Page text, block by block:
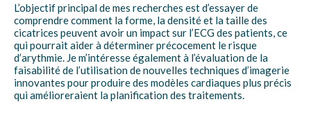
L’objectif principal de mes recherches est d’essayer de
comprendre comment la forme, la densité et la taille des
cicatrices peuvent avoir un impact sur l’ECG des patients, ce
qui pourrait aider à déterminer précocement le risque
d’arythmie. Je m’intéresse également à l’évaluation de la
faisabilité de l’utilisation de nouvelles techniques d’imagerie
innovantes pour produire des modèles cardiaques plus précis
qui amélioreraient la planification des traitements.